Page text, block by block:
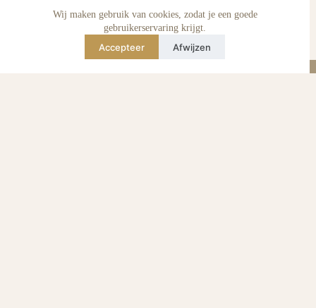
Wij maken gebruik van cookies, zodat je een goede
gebruikerservaring krijgt.
Accepteer Afwijzen
Verzorging & onderhoud
Echtheid van reviews